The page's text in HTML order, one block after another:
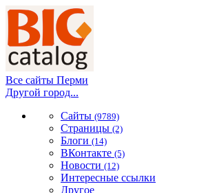
Все сайты Перми
Другой город...
Сайты (9789)
Страницы (2)
Блоги (14)
ВКонтакте (5)
Новости (12)
Интересные ссылки
Другое